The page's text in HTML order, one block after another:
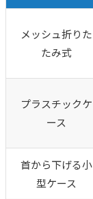
メッシュ折りた
たみ式
プラスチックケ
ース
首から下げる小
型ケース